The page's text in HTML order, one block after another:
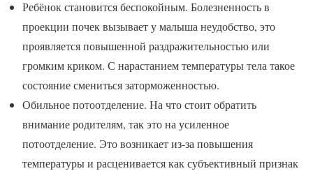
Ребёнок становится беспокойным. Болезненность в
проекции почек вызывает у малыша неудобство, это
проявляется повышенной раздражительностью или
громким криком. С нарастанием температуры тела такое
состояние смениться заторможенностью.
Обильное потоотделение. На что стоит обратить
внимание родителям, так это на усиленное
потоотделение. Это возникает из-за повышения
температуры и расценивается как субъективный признак